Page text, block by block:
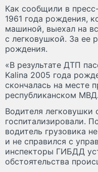
Как сообщили в
1961 года рождения,
машиной, выехал на
с легковушкой. За ее
рождения.
«В результате ДТП
Kalina 2005 года
скончалась на месте
республиканском МВД.
Водителя легковушки
госпитализировали.
водитель грузовика
и не справился с
инспекторы ГИБДД
обстоятельства